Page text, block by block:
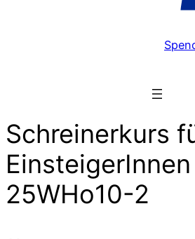
Schreinerkurs
EinsteigerInnen |
25WHo10-2